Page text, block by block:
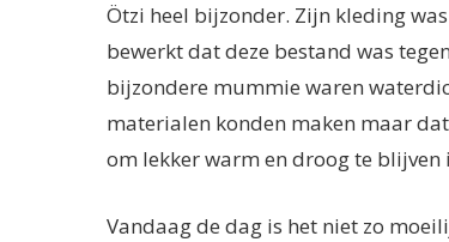
Ötzi heel bijzonder. Zijn kleding
bewerkt dat deze bestand was
bijzondere mummie waren
materialen konden maken maar
om lekker warm en droog te
Vandaag de dag is het niet zo